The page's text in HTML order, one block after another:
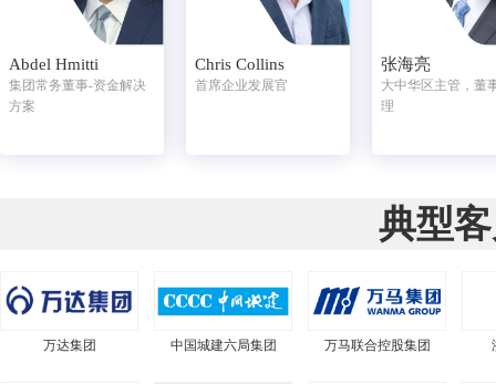
Abdel Hmitti
集团常务董事-资金解决
方案
Chris Collins
首席企业发展官
张海亮
大中华区主管，董
理
典型
万达集团 中国城建六局集团 万马联合控股集团